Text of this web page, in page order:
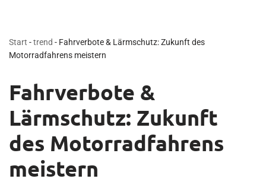
Start -trend - Fahrverbote & Lärmschutz: Zukunft des
Motorradfahrens meistern
Fahrverbote &
Lärmschutz: Zukunft
des Motorradfahrens
meistern